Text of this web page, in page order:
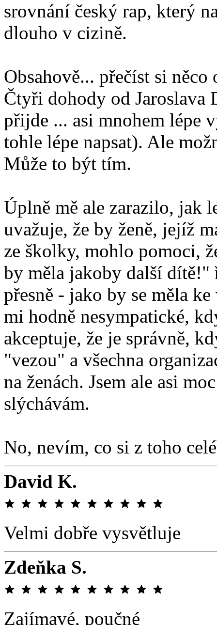
srovnání český rap, který
dlouho v cizině.
Obsahově... přečíst si
Čtyři dohody od Jaroslava
přijde ... asi mnohem lépe
tohle lépe napsat). Ale
Může to být tím.
Úplně mě ale zarazilo, jak
uvažuje, že by ženě, jejíž
ze školky, mohlo pomoci,
by měla jakoby další
přesně - jako by se měla ke
mi hodně nesympatické,
akceptuje, že je správně,
"vezou" a všechna
na ženách. Jsem ale asi
slýchávám.
No, nevím, co si z toho
David K.
Velmi dobře vysvětluje
Zdeňka S.
Zajímavé, poučné